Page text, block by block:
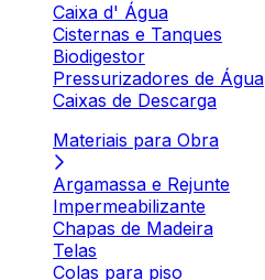
Caixa d' Água
Cisternas e Tanques
Biodigestor
Pressurizadores de Água
Caixas de Descarga
Materiais para Obra
Argamassa e Rejunte
Impermeabilizante
Chapas de Madeira
Telas
Colas para piso